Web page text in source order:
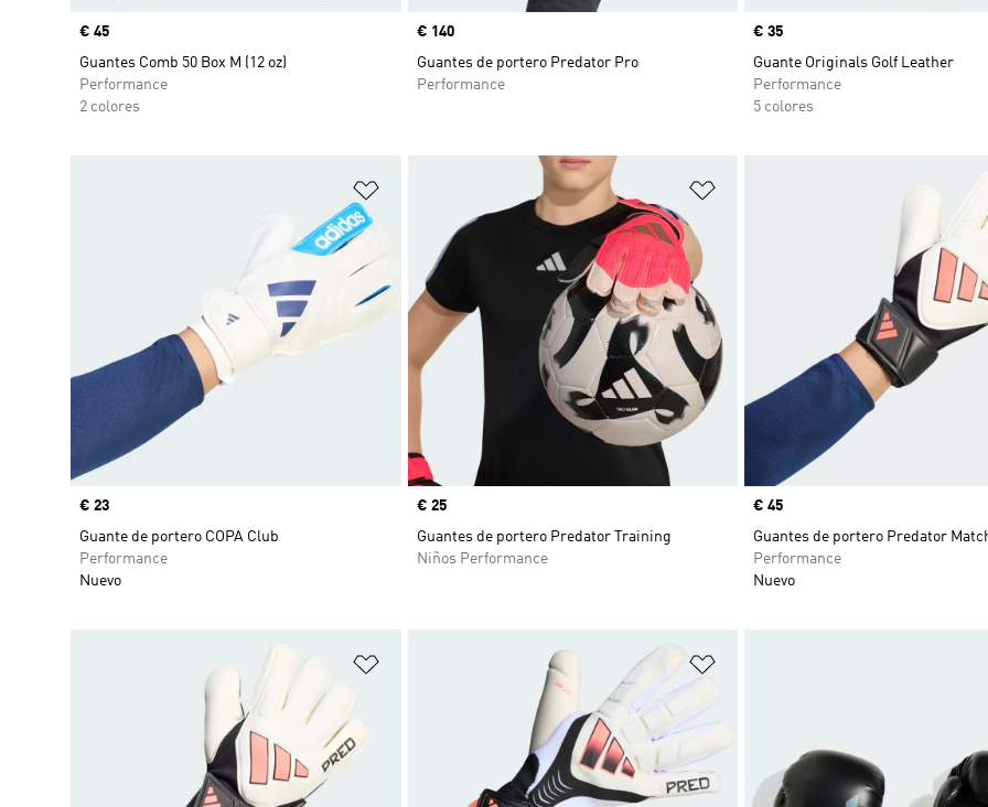
Precio
€ 45
Guantes Comb 50 Box M (12 oz)
Performance
2 colores
Precio
€ 140
Guantes de portero Predator Pro
Performance
Precio
€ 35
Guante Originals Golf Leather
Performance
5 colores
Añadir a la lista de deseos
Precio
€ 23
Guante de portero COPA Club
Performance
Nuevo
Precio
€ 25
Guantes de portero Predator Training
Niños Performance
Precio
€ 45
Guantes de portero Predator
Performance
Nuevo
Añadir a la lista de deseos